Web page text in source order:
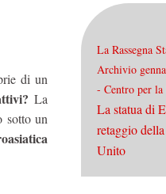
di un
La
sotto un
La Rassegna
Archivio
- Centro per
La statua di
retaggio
Unito